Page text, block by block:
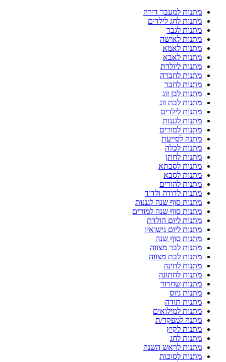
מתנות למעבר דירה
מתנות לחג לילדים
מתנות לגבר
מתנות לאישה
מתנות לאמא
מתנות לאבא
מתנות ליולדת
מתנות לחברה
מתנות לחבר
מתנות לבן זוג
מתנות לבת זוג
מתנות לילדים
מתנות לגננות
מתנות למורים
מתנה לסייעת
מתנות לכלה
מתנות לחתן
מתנות לסבתא
מתנות לסבא
מתנות להורים
מתנות לדודה ולדוד
מתנות סוף שנה לגננות
מתנות סוף שנה למורים
מתנות ליום הולדת
מתנות ליום נישואין
מתנות סוף שנה
מתנות לבר מצווה
מתנות לבת מצווה
מתנות לחינה
מתנות לחתונה
מתנות שחרור
מתנות גיוס
מתנות תודה
מתנות למילואים
מתנה למפקד/ת
מתנות לקיץ
מתנות לחג
מתנות לראש השנה
מתנות לסוכות